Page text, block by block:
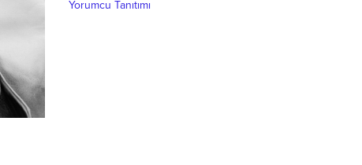
Yorumcu Tanıtımı